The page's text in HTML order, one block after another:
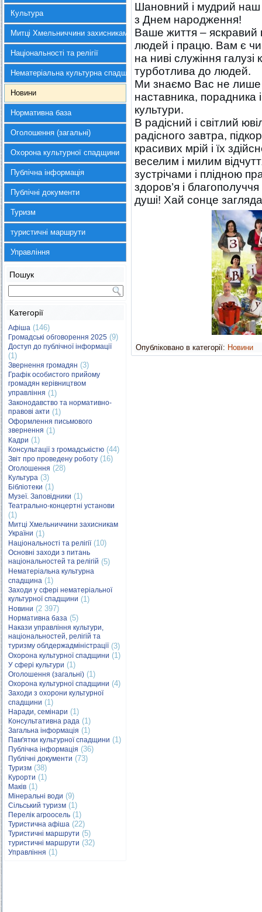
Культура
Митці Хмельниччини захисникам України
Національності та релігії
Нематеріальна культурна спадщина
Новини
Нормативна база
Оголошення (загальні)
Охорона культурної спадщини
Публічна інформація
Публічні документи
Туризм
туристичні маршрути
Управління
Пошук
Категорії
Афіша (146)
Громадські обговорення 2025 (9)
Доступ до публічної інформації
(1)
Звернення громадян (3)
Графік особистого прийому
громадян керівництвом
управління (1)
Законодавство та нормативно-
правові акти (1)
Оформлення письмового
звернення (1)
Кадри (1)
Консультації з громадськістю (44)
Звіт про проведену роботу (16)
Оголошення (28)
Культура (3)
Бібліотеки (1)
Музеї. Заповідники (1)
Театрально-концертні установи
(1)
Митці Хмельниччини захисникам
України (1)
Національності та релігії(10)
Основні заходи з питань
національностей та релігій (5)
Нематеріальна культурна
спадщина (1)
Заходи у сфері нематеріальної
культурної спадщини (1)
Новини (2 397)
Нормативна база (5)
Накази управління культури,
національностей, релігій та
туризму облдержадміністрації(3)
Охорона культурної спадщини (1)
У сфері культури (1)
Оголошення (загальні) (1)
Охорона культурної спадщини (4)
Заходи з охорони культурної
спадщини (1)
Наради, семінари (1)
Консультативна рада (1)
Загальна інформація (1)
Пам'ятки культурної спадщини (1)
Публічна інформація (36)
Публічні документи (73)
Туризм (38)
Курорти (1)
Маків (1)
Мінеральні води (9)
Сільський туризм (1)
Перелік агроосель (1)
Туристична афіша (22)
Туристичні маршрути (5)
туристичні маршрути (32)
Управління (1)
Шановний і мудрий наш
з Днем народження!
Ваше життя – яскравий
людей і працю. Вам є
на ниві служіння
турботлива до людей.
Ми знаємо Вас не лише
наставника, порадника
культури.
В радісний і світлий
радісного завтра,
красивих мрій і їх
веселим і милим
зустрічами і плідною
здоров’я і
душі! Хай сонце
Опубліковано в категорії: Новини